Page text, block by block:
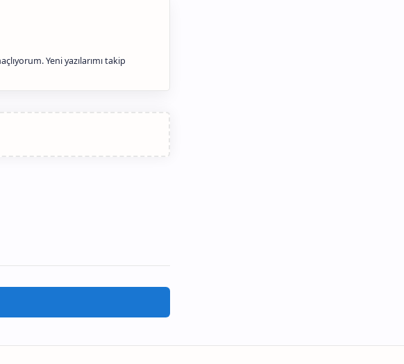
Yeni yazılarımı takip